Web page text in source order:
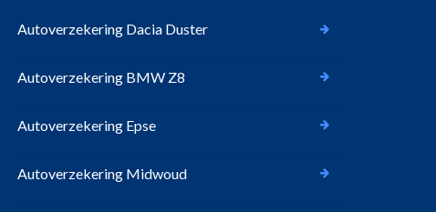
Autoverzekering Dacia Duster
Autoverzekering BMW Z8
Autoverzekering Epse
Autoverzekering Midwoud